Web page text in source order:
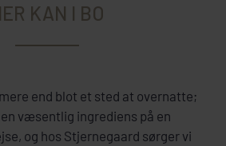
KAN I BO
end blot et sted at overnatte;
væsentlig ingrediens på en
og hos Stjernegaard sørger vi